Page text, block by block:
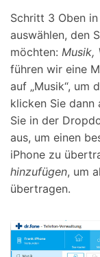
Schritt 3 Oben
auswählen, den
möchten: Musik,
führen wir eine
auf „Musik“, um
klicken Sie dann
Sie in der
aus, um einen
iPhone zu
hinzufügen, um
übertragen.